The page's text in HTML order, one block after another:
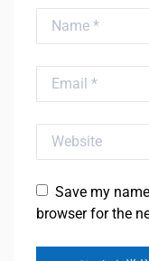
Name
Email
Website
Save my
browser for the